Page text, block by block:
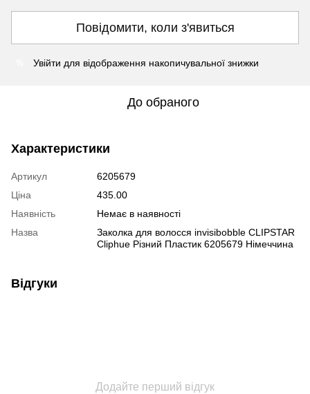
Повідомити, коли з'явиться
Увійти для відображення накопичувальної знижки
До обраного
Характеристики
Артикул
6205679
Ціна
435.00
Наявність
Немає в наявності
Назва
Заколка для волосся invisibobble CLIPSTAR
Cliphue Різний Пластик 6205679 Німеччина
Відгуки
Додайте перший відгук